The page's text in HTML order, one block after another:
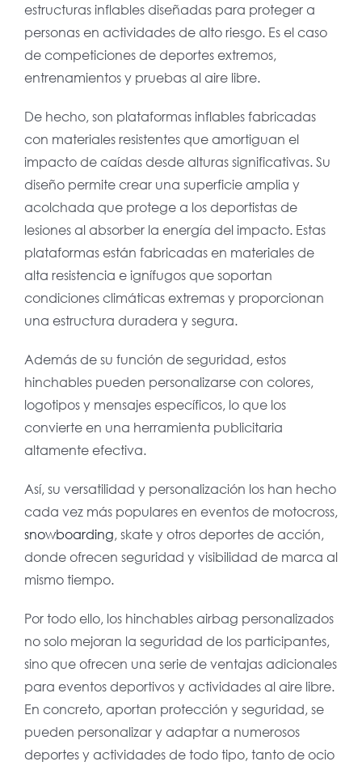
estructuras inflables diseñadas para proteger a
personas en actividades de alto riesgo. Es el caso
de competiciones de deportes extremos,
entrenamientos y pruebas al aire libre.
De hecho, son plataformas inflables fabricadas
con materiales resistentes que amortiguan el
impacto de caídas desde alturas significativas. Su
diseño permite crear una superficie amplia y
acolchada que protege a los deportistas de
lesiones al absorber la energía del impacto. Estas
plataformas están fabricadas en materiales de
alta resistencia e ignífugos que soportan
condiciones climáticas extremas y proporcionan
una estructura duradera y segura.
Además de su función de seguridad, estos
hinchables pueden personalizarse con colores,
logotipos y mensajes específicos, lo que los
convierte en una herramienta publicitaria
altamente efectiva.
Así, su versatilidad y personalización los han hecho
cada vez más populares en eventos de motocross,
snowboarding, skate y otros deportes de acción,
donde ofrecen seguridad y visibilidad de marca al
mismo tiempo.
Por todo ello, los hinchables airbag personalizados
no solo mejoran la seguridad de los participantes,
sino que ofrecen una serie de ventajas adicionales
para eventos deportivos y actividades al aire libre.
En concreto, aportan protección y seguridad, se
pueden personalizar y adaptar a numerosos
deportes y actividades de todo tipo, tanto de ocio